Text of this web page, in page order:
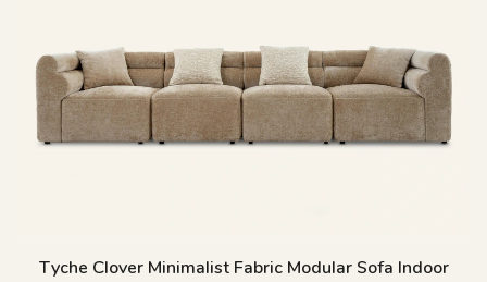
Tyche Clover Minimalist Fabric Modular Sofa Indoor